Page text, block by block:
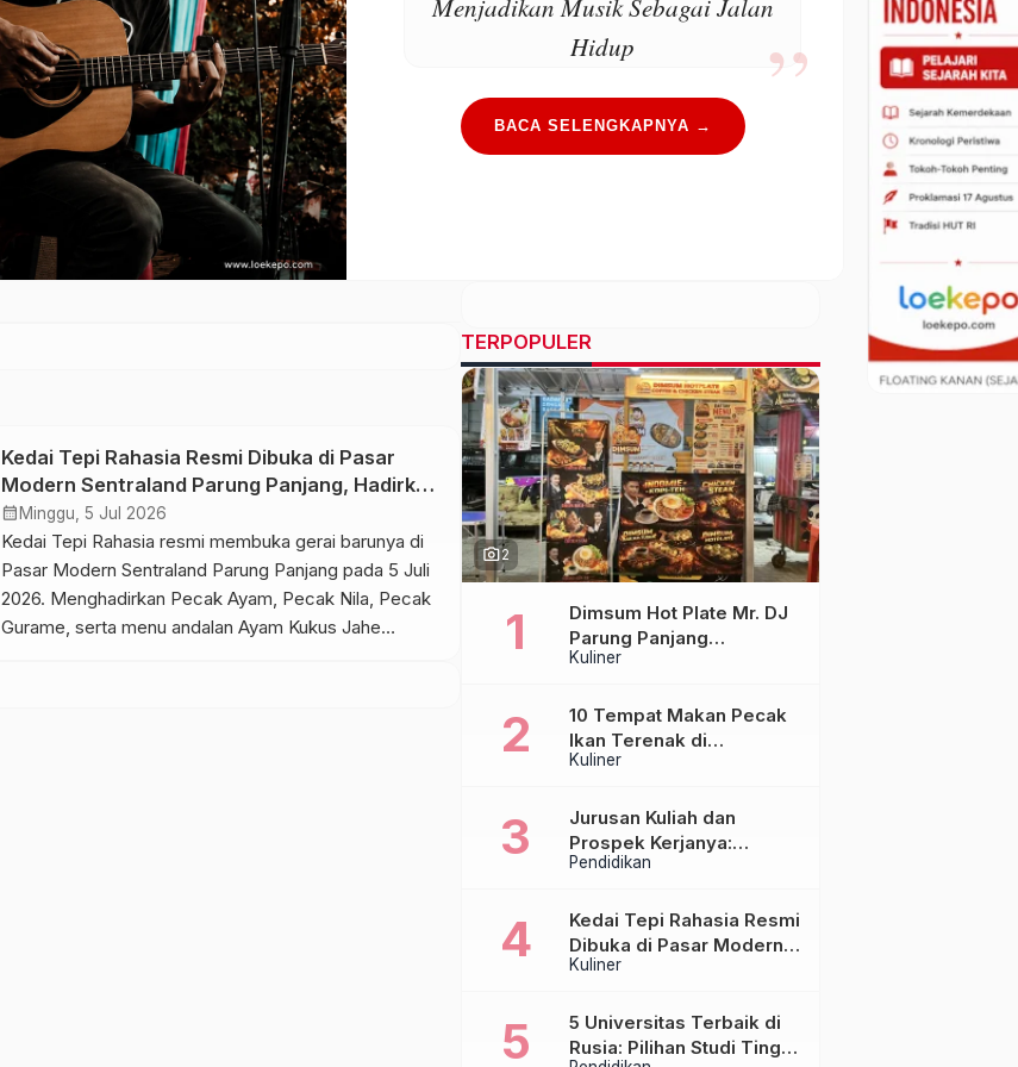
Menjadikan Musik Sebagai Jalan
Hidup
BACA SELENGKAPNYA →
Kedai Tepi Rahasia Resmi Dibuka di Pasar
Modern Sentraland Parung Panjang, Hadirkan
Sambal Rempah Formula Tepi Rahasia
calendar_month Minggu, 5 Jul 2026
Kedai Tepi Rahasia resmi membuka gerai barunya di
Pasar Modern Sentraland Parung Panjang pada 5 Juli
2026. Menghadirkan Pecak Ayam, Pecak Nila, Pecak
Gurame, serta menu andalan Ayam Kukus Jahe
TERPOPULER
photo_camera2
Kuliner
Dimsum Hot Plate Mr. DJ
Parung Panjang
Luncurkan DJ Steak,
Orisinal di Atas Hot Plate
Kuliner
10 Tempat Makan Pecak
Ikan Terenak di
Tangerang & Jakarta,
Pendidikan
Jurusan Kuliah dan
Prospek Kerjanya:
Panduan Lengkap untuk
Kuliner
Kedai Tepi Rahasia Resmi
Dibuka di Pasar Modern
Sentraland Parung
Sambal Rempah Formula
Tepi Rahasia
5 Universitas Terbaik di
Rusia: Pilihan Studi Tinggi